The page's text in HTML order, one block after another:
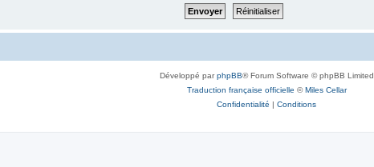
Développé parphpBB® Forum Software © phpBB Limited
Traduction française officielle ©Miles Cellar
Confidentialité | Conditions